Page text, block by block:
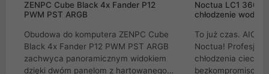
ZENPC Cube Black 4x Fander P12
PWM PST ARGB
Obudowa do komputera ZENPC Cube
Black 4x Fander P12 PWM PST ARGB
zachwyca panoramicznym widokiem
dzięki dwóm panelom z hartowanego
Noctua LC1
chłodzenie wodne
To już czas. AIO
Noctua!
chłodzenia cieczą